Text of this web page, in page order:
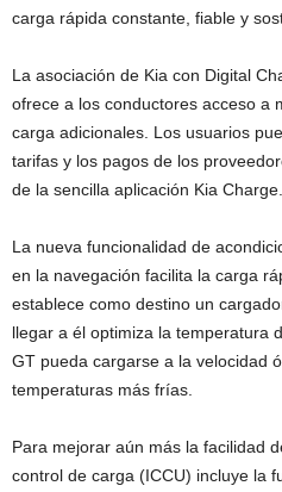
carga rápida constante, fiable y
La asociación de Kia con Digital
ofrece a los conductores acceso a
carga adicionales. Los usuarios
tarifas y los pagos de los
de la sencilla aplicación Kia Charge.
La nueva funcionalidad de
en la navegación facilita la carga
establece como destino un
llegar a él optimiza la temperatura
GT pueda cargarse a la velocidad
temperaturas más frías.
Para mejorar aún más la facilidad
control de carga (ICCU) incluye la